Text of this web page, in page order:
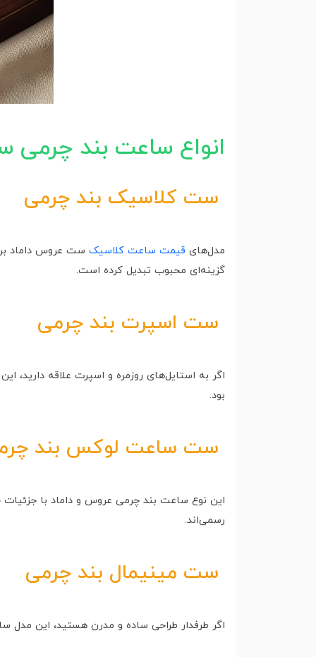
انواع ساعت بند
ست کلاسیک بند چرمی
مدل‌های قیمت ساعت کلاسیکست عروس داماد
گزینه‌ای محبوب تبدیل کرده است.
ست اسپرت بند چرمی
اگر به استایل‌های روزمره و اسپرت علاقه دارید،
بود.
ست ساعت لوکس بند
این نوع ساعت بند چرمی عروس و داماد با
رسمی‌اند.
ست مینیمال بند چرمی
اگر طرفدار طراحی ساده و مدرن هستید، این مدل‌